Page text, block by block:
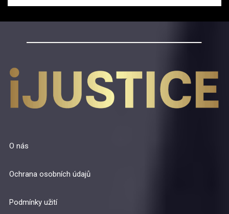
O nás
Ochrana osobních údajů
Podmínky užití